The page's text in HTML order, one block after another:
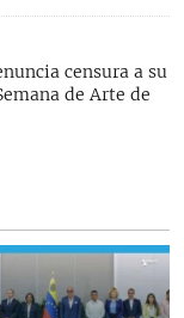
censura a su
de Arte de